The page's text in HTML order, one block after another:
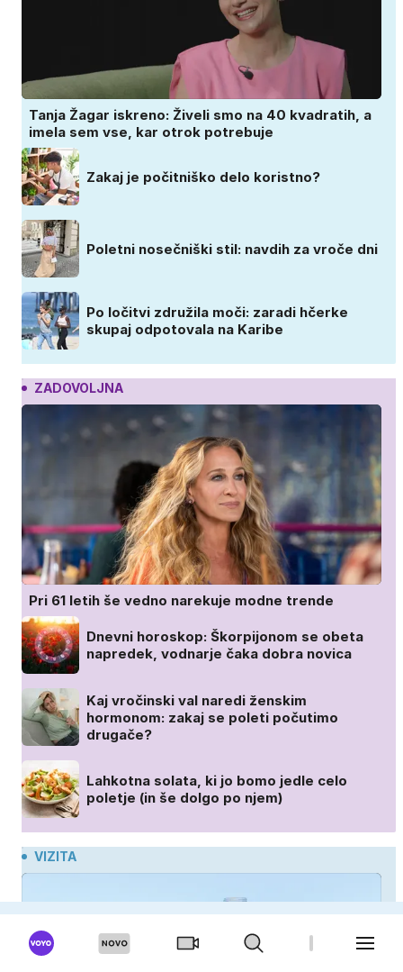
Tanja Žagar iskreno: Živeli smo na 40 kvadratih, a
imela sem vse, kar otrok potrebuje
Zakaj je počitniško delo koristno?
Poletni nosečniški stil: navdih za vroče dni
Po ločitvi združila moči: zaradi hčerke
skupaj odpotovala na Karibe
ZADOVOLJNA
Pri 61 letih še vedno narekuje modne trende
Dnevni horoskop: Škorpijonom se obeta
napredek, vodnarje čaka dobra novica
Kaj vročinski val naredi ženskim
hormonom: zakaj se poleti počutimo
drugače?
Lahkotna solata, ki jo bomo jedle celo
poletje (in še dolgo po njem)
VIZITA